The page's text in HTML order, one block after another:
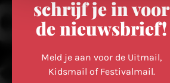
utrechtpartners.nl
Volg ons op
schrijf je in voor
de nieuwsbrief!
Meld je aan voor de Uitmail,
Kidsmail of Festivalmail.